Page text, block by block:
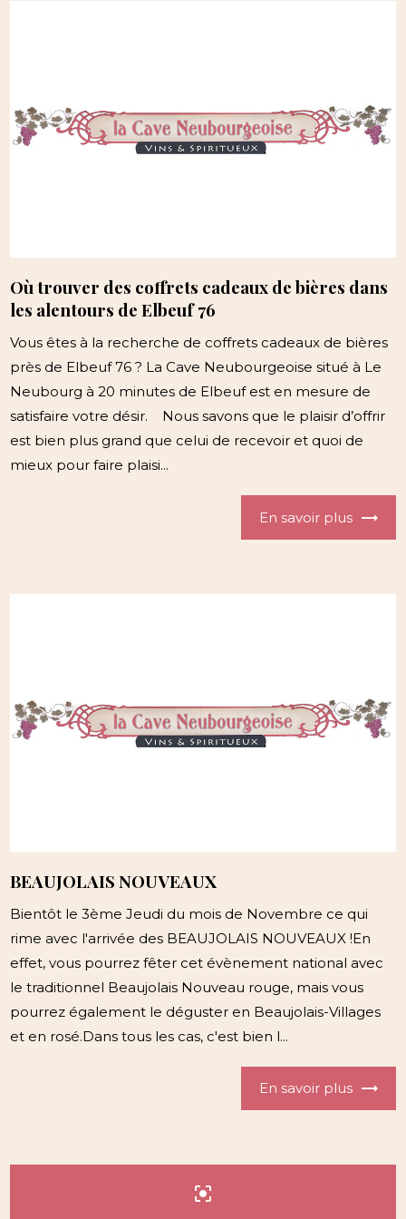
Où trouver des coffrets cadeaux de bières dans
les alentours de Elbeuf 76
Vous êtes à la recherche de coffrets cadeaux de bières
près de Elbeuf 76 ? La Cave Neubourgeoise situé à Le
Neubourg à 20 minutes de Elbeuf est en mesure de
satisfaire votre désir. Nous savons que le plaisir d’offrir
est bien plus grand que celui de recevoir et quoi de
mieux pour faire plaisi...
En savoir plus
BEAUJOLAIS NOUVEAUX
Bientôt le 3ème Jeudi du mois de Novembre ce qui
rime avec l'arrivée des BEAUJOLAIS NOUVEAUX !En
effet, vous pourrez fêter cet évènement national avec
le traditionnel Beaujolais Nouveau rouge, mais vous
pourrez également le déguster en Beaujolais-Villages
et en rosé.Dans tous les cas, c'est bien l...
En savoir plus
center_focus_strong